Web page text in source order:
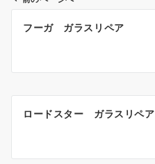
ビ
ン
フーガ ガラスリペア
ロードスター ガラスリペア